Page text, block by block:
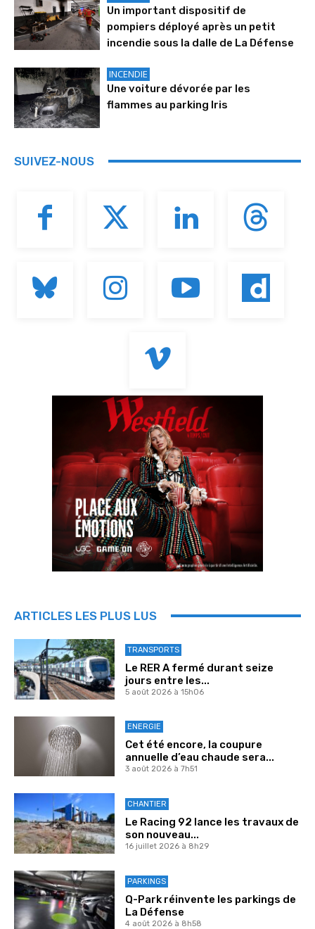
Un important dispositif de
pompiers déployé après un petit
incendie sous la dalle de La Défense
INCENDIE
Une voiture dévorée par les
flammes au parking Iris
SUIVEZ-NOUS
ARTICLES LES PLUS LUS
TRANSPORTS
Le RER A fermé durant seize
jours entre les...
5 août 2026 à 15h06
ENERGIE
Cet été encore, la coupure
annuelle d’eau chaude sera...
3 août 2026 à 7h51
CHANTIER
Le Racing 92 lance les travaux de
son nouveau...
16 juillet 2026 à 8h29
PARKINGS
Q-Park réinvente les parkings de
La Défense
4 août 2026 à 8h58